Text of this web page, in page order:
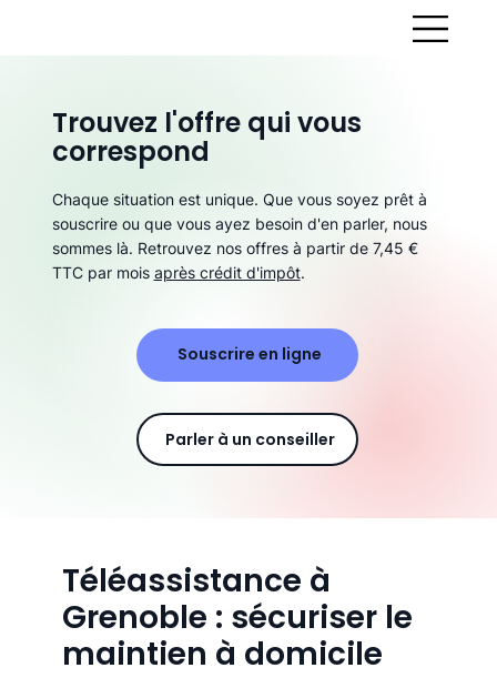
Téléassistance à
Grenoble : sécuriser le
maintien à domicile
Trouvez l'offre qui vous
correspond
Chaque situation est unique. Que vous soyez prêt à
souscrire ou que vous ayez besoin d'en parler, nous
sommes là. Retrouvez nos offres à partir de 7,45 €
TTC par mois après crédit d'impôt.
Souscrire en ligne
Parler à un conseiller